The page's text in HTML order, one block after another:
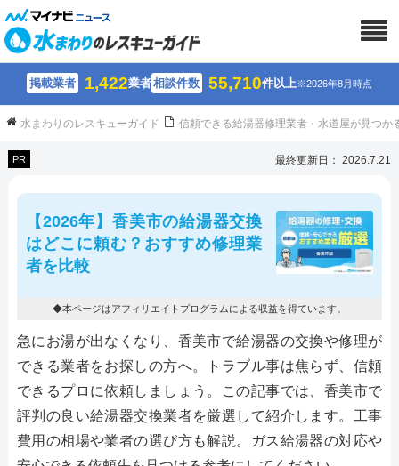
掲載業者 1,422業者相談件数 55,710件以上※2026年8月時点
水まわりのレスキューガイド 信頼できる給湯器修理業者・水道屋が見つか
PR 最終更新日： 2026.7.21
【2026年】香美市の給湯器交換
はどこに頼む？おすすめ修理業
者を比較
◆本ページはアフィリエイトプログラムによる収益を得ています。
急にお湯が出なくなり、香美市で給湯器の交換や修理が
できる業者をお探しの方へ。トラブル事は焦らず、信頼
できるプロに依頼しましょう。この記事では、香美市で
評判の良い給湯器交換業者を厳選して紹介します。工事
費用の相場や業者の選び方も解説。ガス給湯器の対応や